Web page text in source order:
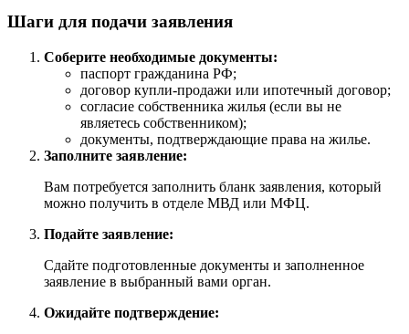
Шаги для подачи заявления
Соберите необходимые документы:
паспорт гражданина РФ;
договор купли-продажи или ипотечный договор;
согласие собственника жилья (если вы не
являетесь собственником);
документы, подтверждающие права на жилье.
Заполните заявление:
Вам потребуется заполнить бланк заявления, который
можно получить в отделе МВД или МФЦ.
Подайте заявление:
Сдайте подготовленные документы и заполненное
заявление в выбранный вами орган.
Ожидайте подтверждение: